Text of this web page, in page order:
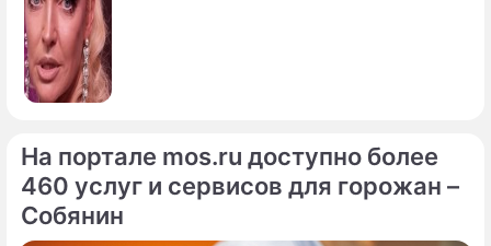
По теме
На портале mos.ru доступно более
460 услуг и сервисов для горожан –
Собянин